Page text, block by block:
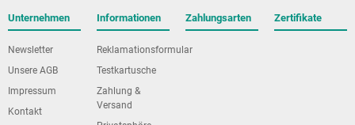
Unternehmen
Newsletter
Unsere AGB
Impressum
Kontakt
Informationen
Reklamationsformular
Testkartusche
Zahlung &
Versand
Zahlungsarten Zertifikate